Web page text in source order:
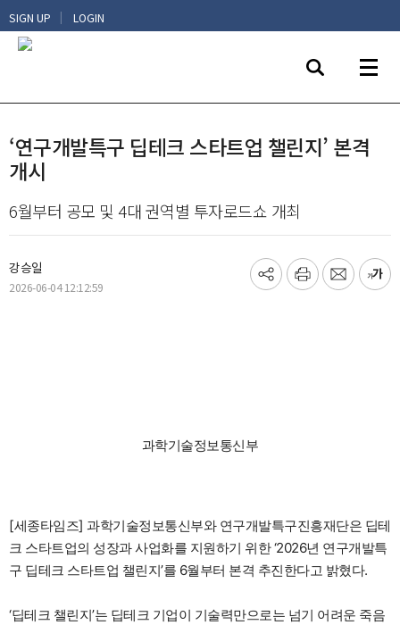
SIGN UP | LOGIN
‘연구개발특구 딥테크 스타트업 챌린지’ 본격
개시
6월부터 공모 및 4대 권역별 투자로드쇼 개최
강승일
2026-06-04 12:12:59
기
프
메
글
과학기술정보통신부
[세종타임즈] 과학기술정보통신부와 연구개발특구진흥재단은 딥테
크 스타트업의 성장과 사업화를 지원하기 위한 ‘2026년 연구개발특
구 딥테크 스타트업 챌린지’를 6월부터 본격 추진한다고 밝혔다.
‘딥테크 챌린지’는 딥테크 기업이 기술력만으로는 넘기 어려운 죽음